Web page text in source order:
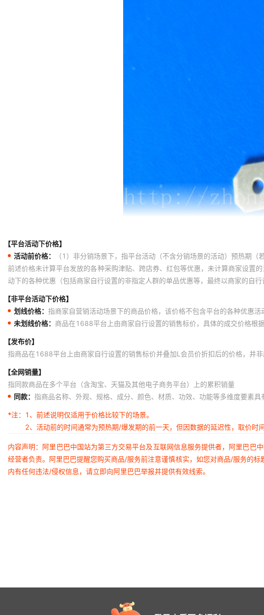
【平台活动下价格】
活动前价格：
（1）非分销场景下，指平台活动（不含分销场景的活动）预热期
前述价格未计算平台发放的各种采购津贴、跨店券、红包等优惠，未计算商家设置
动下的各种优惠（包括商家自行设置的非指定人群的单品优惠等，最终以商家的自
【非平台活动下价格】
划线价格： 指商家自营销活动场景下的商品价格，该价格不包含平台的各种优惠
未划线价格： 商品在1688平台上由商家自行设置的销售标价，具体的成交价格根
【发布价】
指商品在1688平台上由商家自行设置的销售标价并叠加L会员价折扣后的价格，并非
【全网销量】
指同款商品在多个平台（含淘宝、天猫及其他电子商务平台）上的累积销量
同款： 指商品名称、外观、规格、成分、颜色、材质、功效、功能等多维度要素
*注：
1、前述说明仅适用于价格比较下的场景。
2、活动前的时间通常为预热期/爆发期的前一天，但因数据的延迟性，取价时
内容声明：阿里巴巴中国站为第三方交易平台及互联网信息服务提供者，阿里巴
经营者负责。阿里巴巴提醒您购买商品/服务前注意谨慎核实，如您对商品/服务的
内有任何违法/侵权信息，请立即向阿里巴巴举报并提供有效线索。